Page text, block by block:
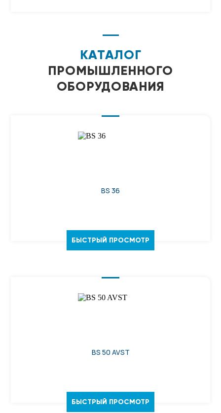
КАТАЛОГ
ПРОМЫШЛЕННОГО
ОБОРУДОВАНИЯ
BS 36
БЫСТРЫЙ ПРОСМОТР
BS 50 AVST
БЫСТРЫЙ ПРОСМОТР